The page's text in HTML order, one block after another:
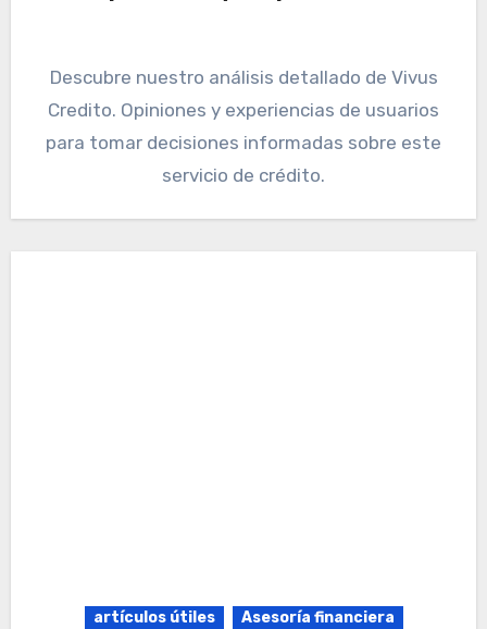
Descubre nuestro análisis detallado de Vivus
Credito. Opiniones y experiencias de usuarios
para tomar decisiones informadas sobre este
servicio de crédito.
artículos útiles
Asesoría financiera